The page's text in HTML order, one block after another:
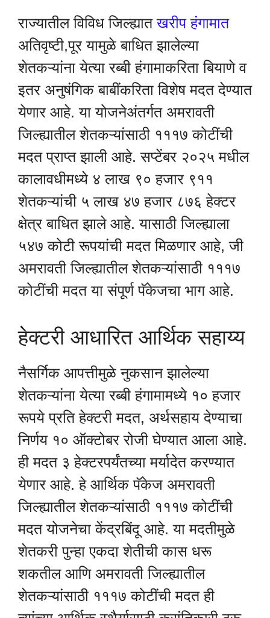
राज्यातील विविध जिल्ह्यातखरीप हंगामात
अतिवृष्टी,पूर यामुळे बाधित झालेल्या
शेतकऱ्यांना येत्या रब्बी हंगामाकरिता बियाणे व
इतर अनुषंगिक बाबींकरिता विशेष मदत देण्यात
येणार आहे. या योजनेअंतर्गत अमरावती
जिल्ह्यातील शेतकऱ्यांसाठी १११७ कोटींची
मदत प्राप्त झाली आहे. सप्टेंबर २०२५ मधील
कालावधीमध्ये ४ लाख ९० हजार ९११
शेतकऱ्यांची ५ लाख ४७ हजार ८७६ हेक्टर
क्षेत्र बाधित झाले आहे. यासाठी जिल्ह्याला
५४७ कोटी रूपयांची मदत मिळणार आहे, जी
अमरावती जिल्ह्यातील शेतकऱ्यांसाठी १११७
कोटींची मदत या संपूर्ण पॅकेजचा भाग आहे.
हेक्टरी आधारित आर्थिक सहाय्य
नैसर्गिक आपत्तीमुळे नुकसान झालेल्या
शेतकऱ्यांना येत्या रब्बी हंगामामध्ये १० हजार
रूपये प्रति हेक्टरी मदत, अर्थसहाय देण्याचा
निर्णय १० ऑक्टोबर रोजी घेण्यात आला आहे.
ही मदत ३ हेक्टरपर्यंतच्या मर्यादेत करण्यात
येणार आहे. हे आर्थिक पॅकेज अमरावती
जिल्ह्यातील शेतकऱ्यांसाठी १११७ कोटींची
मदत योजनेचा केंद्रबिंदू आहे. या मदतीमुळे
शेतकरी पुन्हा एकदा शेतीची कास धरू
शकतील आणि अमरावती जिल्ह्यातील
शेतकऱ्यांसाठी १११७ कोटींची मदत ही